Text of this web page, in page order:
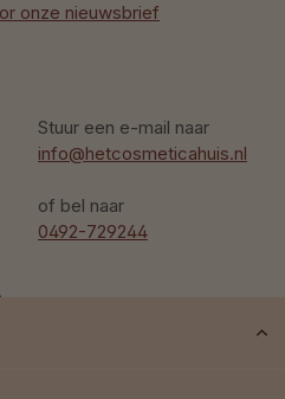
Stuur een e-mail naar
info@hetcosmeticahuis.nl
of bel naar
0492-729244
onze nieuwsbrief